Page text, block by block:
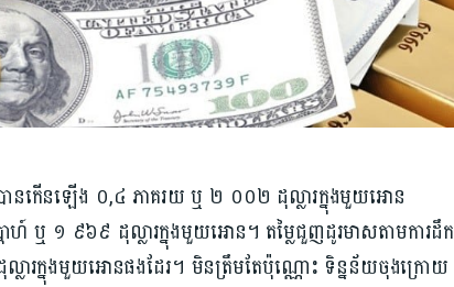
ានកើនឡើង ០,៤ ភាគរយ ឬ ២ ០០២ ដុល្លារក្នុងមួយអោន
តាហ៍ ឬ ១ ៩៦៩ ដុល្លារក្នុងមួយអោន។ តម្លៃជួញដូរមាសតាមការដឹក
ារក្នុងមួយអោនផងដែរ។ មិនត្រឹមតែប៉ុណ្ណោះ ទិន្នន័យចុងក្រោយ